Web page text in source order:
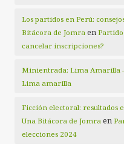
Los partidos en Perú:
Bitácora de Jomra en
cancelar inscripciones?
Minientrada: Lima Amarilla
Lima amarilla
Ficción electoral: resultados
Una Bitácora de Jomra en
elecciones 2024